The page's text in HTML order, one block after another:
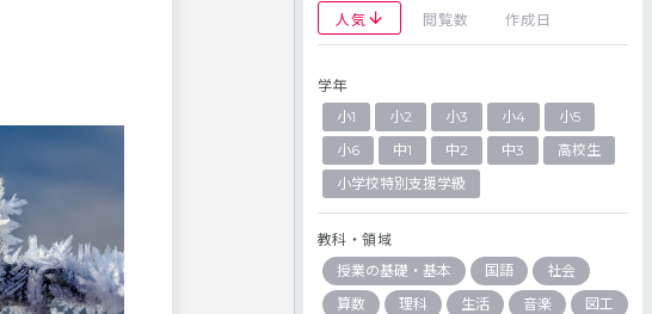
人気
閲覧数 作成日
学年
小1
小2 小3 小4
小5
小6
中1 中2 中3
高校生
小学校特別支援学級
教科・領域
授業の基礎・基本
国語
社会
算数
理科 生活 音楽
図工